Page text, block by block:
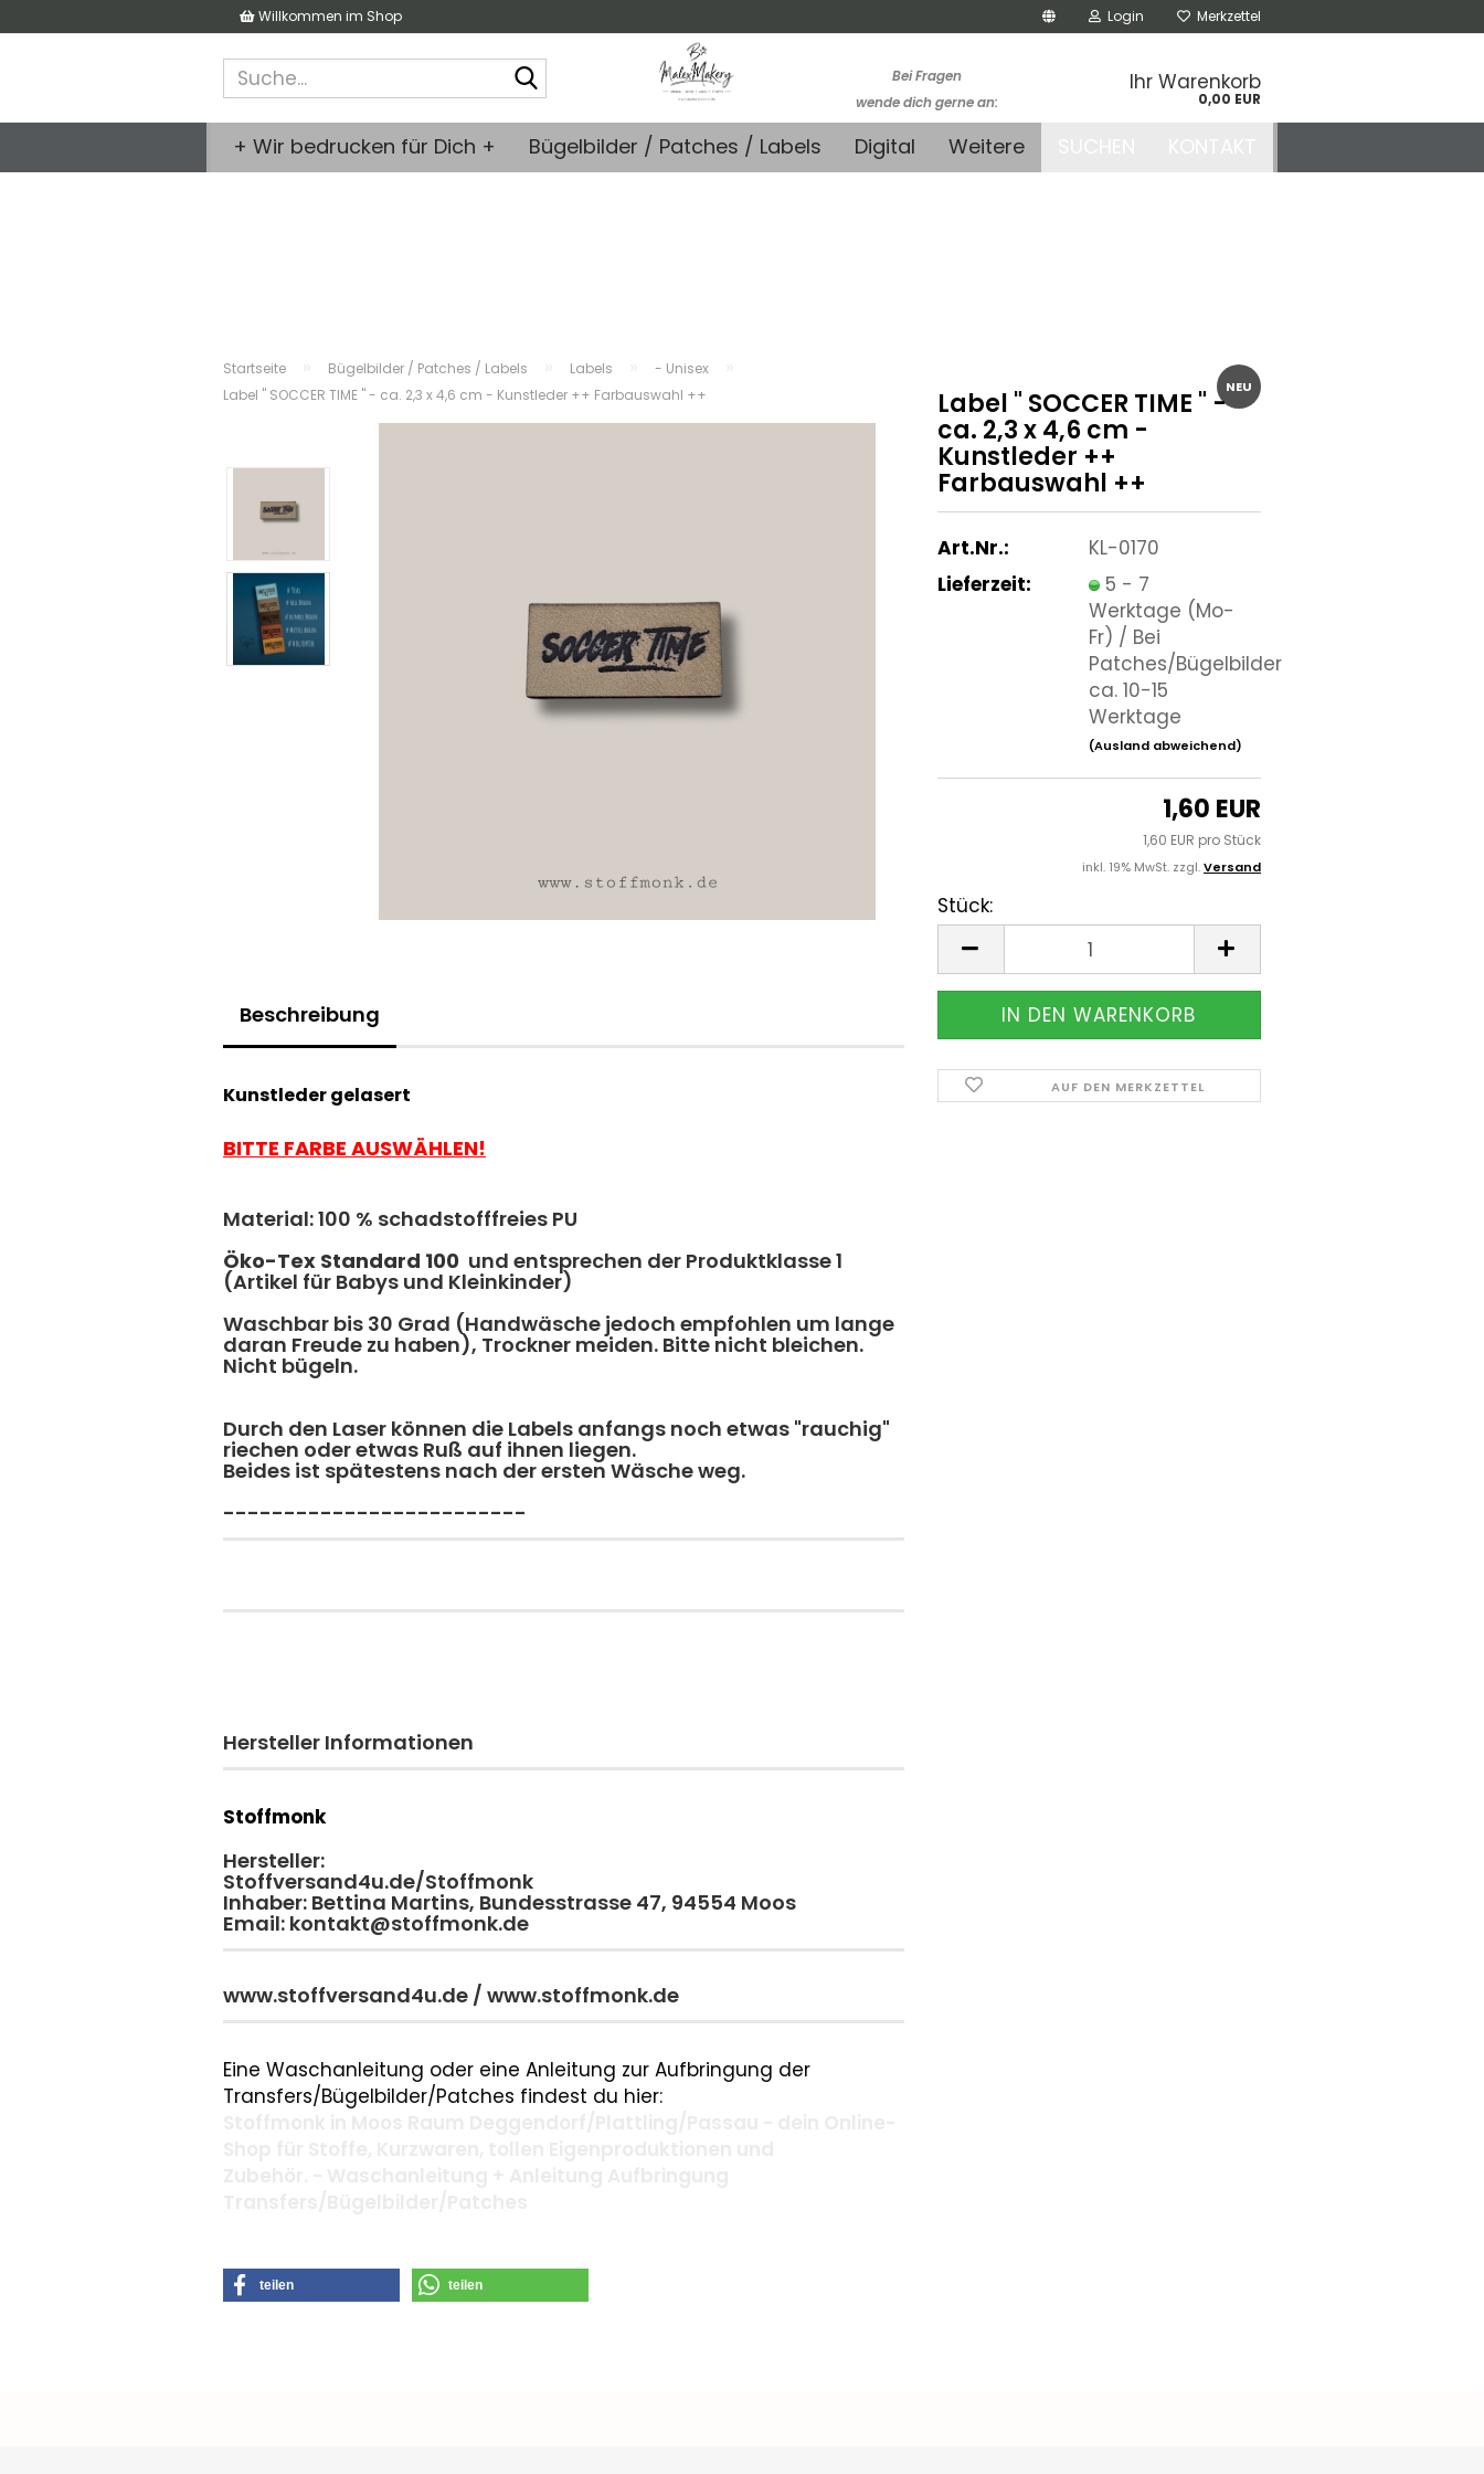
Willkommen im Shop Login Merkzettel
Bei Fragen
wende dich gerne an:
kontakt@stoffmonk.de
-Kein telefonischer
Ihr Warenkorb
0,00 EUR
+ Wir bedrucken für Dich + Bügelbilder / Patches / Labels Digital Weitere
Startseite Bügelbilder / Patches / Labels Labels - Unisex
Label " SOCCER TIME " - ca. 2,3 x 4,6 cm - Kunstleder ++ Farbauswahl ++ NEU
Label " SOCCER TIME " -
ca. 2,3 x 4,6 cm -
Kunstleder ++
Farbauswahl ++
Art.Nr.:
KL-0170
Lieferzeit:
5 - 7
Werktage (Mo-
Fr) / Bei
Patches/Bügelbilder
ca. 10-15
Werktage
(Ausland abweichend)
1,60 EUR
1,60 EUR pro Stück
inkl. 19% MwSt. zzgl.Versand
Stück:
Stück
AUF DEN MERKZETTEL
Beschreibung
Kunstleder gelasert
BITTE FARBE AUSWÄHLEN!
Material: 100 % schadstofffreies PU
Öko-Tex Standard 100 und entsprechen der Produktklasse 1
(Artikel für Babys und Kleinkinder)
Waschbar bis 30 Grad (Handwäsche jedoch empfohlen um lange
daran Freude zu haben), Trockner meiden. Bitte nicht bleichen.
Nicht bügeln.
Durch den Laser können die Labels anfangs noch etwas "rauchig"
riechen oder etwas Ruß auf ihnen liegen.
​Beides ist spätestens nach der ersten Wäsche weg.
-------------------------
Hersteller Informationen
Stoffmonk
Hersteller:
Stoffversand4u.de/Stoffmonk
Inhaber: Bettina Martins, Bundesstrasse 47, 94554 Moos
Email: kontakt@stoffmonk.de
www.stoffversand4u.de / www.stoffmonk.de
Eine Waschanleitung oder eine Anleitung zur Aufbringung der
Transfers/Bügelbilder/Patches findest du hier:
teilen teilen